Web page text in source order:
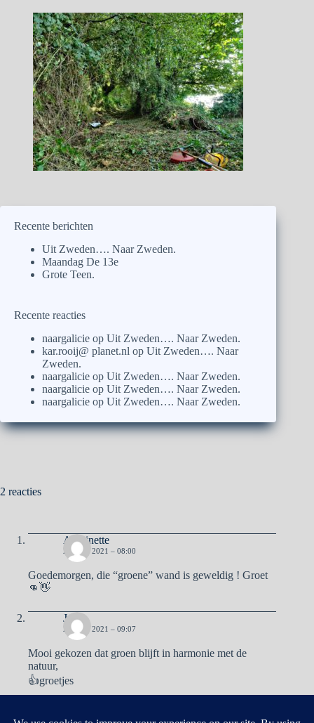
Recente berichten
Uit Zweden…. Naar Zweden.
Maandag De 13e
Grote Teen.
Recente reacties
naargalicie op Uit Zweden…. Naar Zweden.
kar.rooij@ planet.nl op Uit Zweden…. Naar
Zweden.
naargalicie op Uit Zweden…. Naar Zweden.
naargalicie op Uit Zweden…. Naar Zweden.
naargalicie op Uit Zweden…. Naar Zweden.
2 reacties
Antoinette
26 JULI 2021 – 08:00
Goedemorgen, die “groene” wand is geweldig ! Groet
👊👋
José
26 JULI 2021 – 09:07
Mooi gekozen dat groen blijft in harmonie met de
natuur,
👍groetjes